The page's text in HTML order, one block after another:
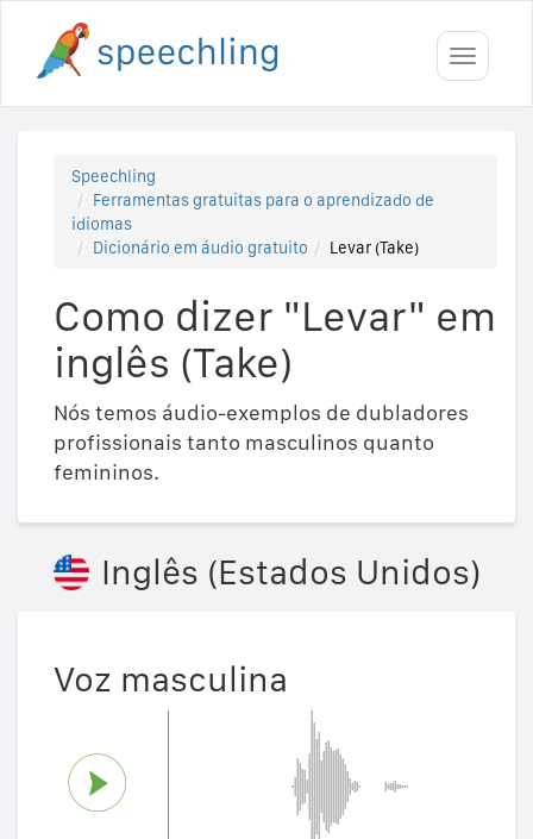
Toggle
Speechling
Ferramentas gratuitas para o aprendizado de
idiomas
Dicionário em áudio gratuito
Levar (Take)
Como dizer "Levar" em
inglês (Take)
Nós temos áudio-exemplos de dubladores
profissionais tanto masculinos quanto
femininos.
Inglês (Estados Unidos)
Voz masculina